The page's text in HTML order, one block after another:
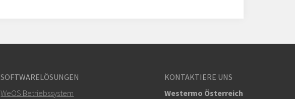
SOFTWARELÖSUNGEN
WeOS Betriebssystem
KONTAKTIERE UNS
Westermo Österreich